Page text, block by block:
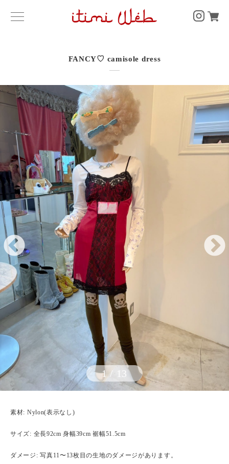
FANCY♡ camisole dress
1 / 13
素材: Nylon(表示なし)
サイズ: 全長92cm 身幅39cm 裾幅51.5cm
ダメージ: 写真11〜13枚目の生地のダメージがあります。